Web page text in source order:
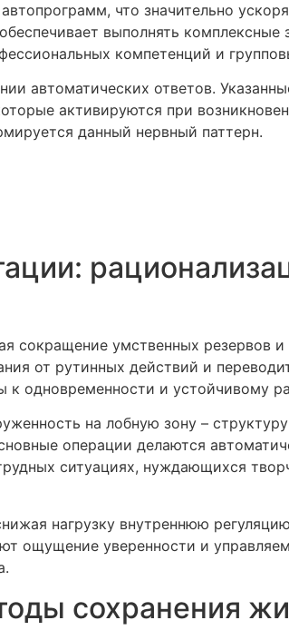
что значительно
выполнять комплексные
компетенций и
автоматических ответов.
активируются при
данный нервный паттерн.
сокращение умственных резервов
от рутинных действий и
к одновременности и устойчивому
на лобную зону –
операции делаются
ситуациях, нуждающихся
нагрузку внутреннюю
ощущение уверенности и
сохранения